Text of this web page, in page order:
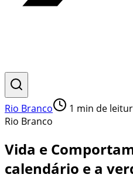
Rio Branco 1 min de
Rio Branco
Vida e
calendário e a